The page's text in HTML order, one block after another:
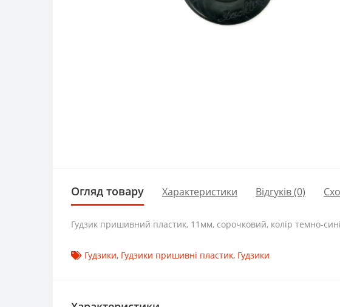
Огляд товару Характеристики Відгуків (0)
Гудзик пришивний пластик, 11мм, сорочковий, колір темно-
Гудзики, Гудзики пришивні пластик, Гудзики